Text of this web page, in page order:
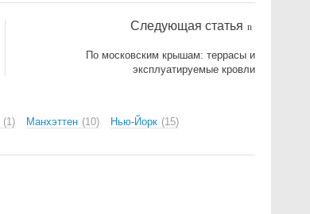
Следующая статья
По московским крышам: террасы и
эксплуатируемые кровли
1 Манхэттен 10 Нью-Йорк 15